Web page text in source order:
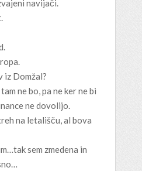
navijači.
iz Domžal?
ne bo, pa ne ker ne bi
ne dovolijo.
na letališču, al bova
sem zmedena in